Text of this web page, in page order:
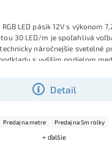
Detail
LED pásik 12V s výkonom
30 LED/m je spoľahlivá
náročnejšie svetelné
s vyšším podielom
pri menej šetrnej manipulácii
montážnych a
aktuálnej skladovej akcii.
Predaj na metre Predaj na 5m rolky
+ ďalšie